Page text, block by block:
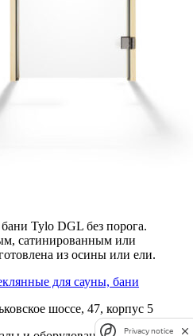
Tylo DGL без порога.
сатинированным или
из осины или ели.
для сауны, бани
шоссе, 47, корпус 5
Privacy notice